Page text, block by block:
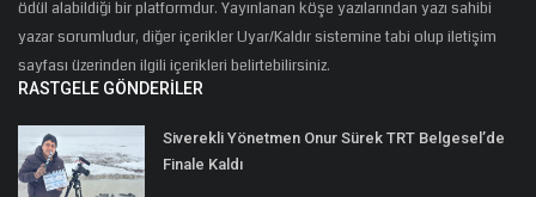
ödül alabildiği bir platformdur. Yayınlanan köşe yazılarından yazı sahibi
yazar sorumludur, diğer içerikler Uyar/Kaldır sistemine tabi olup iletişim
sayfası üzerinden ilgili içerikleri belirtebilirsiniz.
RASTGELE GÖNDERILER
Siverekli Yönetmen Onur Sürek TRT Belgesel’de
Finale Kaldı